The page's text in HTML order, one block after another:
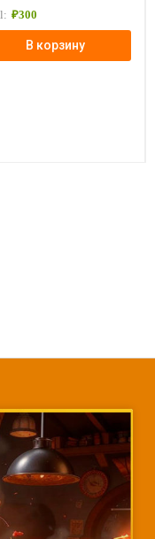
₽300
В корзину